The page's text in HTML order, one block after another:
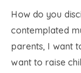
How do you
contemplated
parents, I want
want to raise